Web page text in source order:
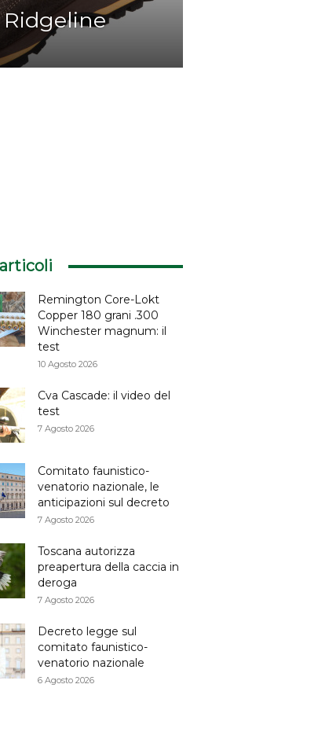
Remington Core-Lokt
Copper 180 grani .300
Winchester magnum: il
test
10 Agosto 2026
Cva Cascade: il video del
test
7 Agosto 2026
Comitato faunistico-
venatorio nazionale, le
anticipazioni sul decreto
7 Agosto 2026
Toscana autorizza
preapertura della caccia in
deroga
7 Agosto 2026
Decreto legge sul
comitato faunistico-
venatorio nazionale
6 Agosto 2026